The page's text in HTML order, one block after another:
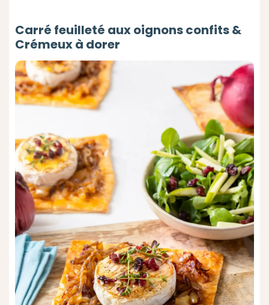
Carré feuilleté aux oignons confits &
Crémeux à dorer